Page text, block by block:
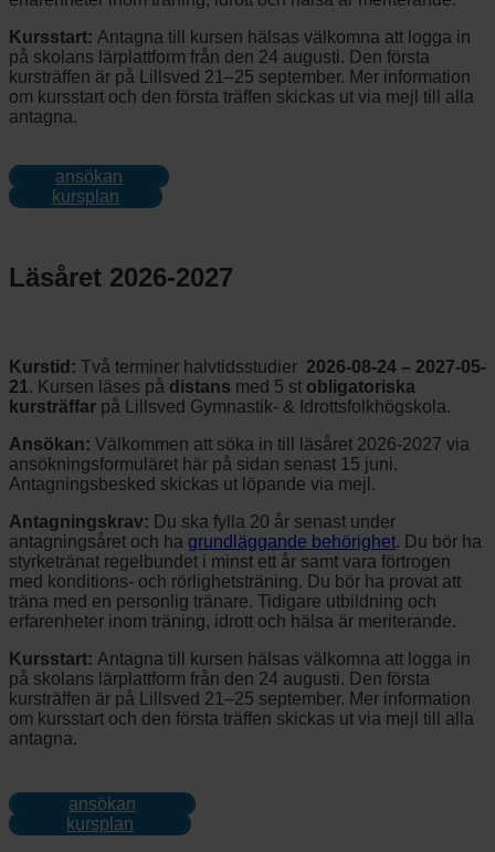
Kursstart: Antagna till kursen hälsas välkomna att logga in
på skolans lärplattform från den 24 augusti. Den första
kursträffen är på Lillsved 21–25 september. Mer information
om kursstart och den första träffen skickas ut via mejl till alla
antagna.
ansökan
kursplan
Läsåret 2026-2027
Kurstid: Två terminer halvtidsstudier 2026-08-24 – 2027-05-
21. Kursen läses på distans med 5 st obligatoriska
kursträffar på Lillsved Gymnastik- & Idrottsfolkhögskola.
Ansökan: Välkommen att söka in till läsåret 2026-2027 via
ansökningsformuläret här på sidan senast 15 juni.
Antagningsbesked skickas ut löpande via mejl.
Antagningskrav: Du ska fylla 20 år senast under
antagningsåret och ha grundläggande behörighet. Du bör ha
styrketränat regelbundet i minst ett år samt vara förtrogen
med konditions- och rörlighetsträning. Du bör ha provat att
träna med en personlig tränare. Tidigare utbildning och
erfarenheter inom träning, idrott och hälsa är meriterande.
Kursstart: Antagna till kursen hälsas välkomna att logga in
på skolans lärplattform från den 24 augusti. Den första
kursträffen är på Lillsved 21–25 september. Mer information
om kursstart och den första träffen skickas ut via mejl till alla
antagna.
ansökan
kursplan